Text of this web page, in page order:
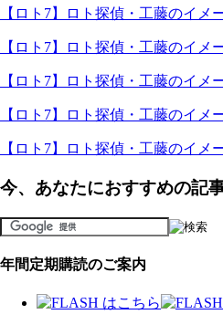
【ロト7】ロト探偵・工藤のイメ
【ロト7】ロト探偵・工藤のイメ
【ロト7】ロト探偵・工藤のイメ
【ロト7】ロト探偵・工藤のイメ
【ロト7】ロト探偵・工藤のイメ
今、あなたにおすすめの記
年間定期購読のご案内